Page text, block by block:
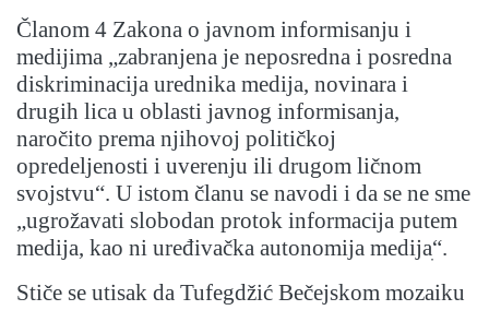
Članom 4 Zakona o javnom informisanju i
medijima „zabranjena je neposredna i posredna
diskriminacija urednika medija, novinara i
drugih lica u oblasti javnog informisanja,
naročito prema njihovoj političkoj
opredeljenosti i uverenju ili drugom ličnom
svojstvu“. U istom članu se navodi i da se ne sme
„ugrožavati slobodan protok informacija putem
medija, kao ni uređivačka autonomija medijaׅ“.
Stiče se utisak da Tufegdžić Bečejskom mozaiku